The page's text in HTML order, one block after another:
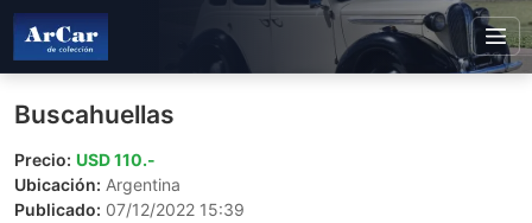
Buscahuellas
Precio: USD 110.-
Ubicación: Argentina
Publicado: 07/12/2022 15:39